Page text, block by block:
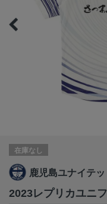
在庫なし
鹿児島ユナイテッ
2023レプリカユニ